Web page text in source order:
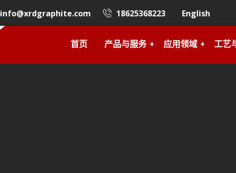
info@xrdgraphite.com 18625368223 English
首页 产品与服务 应用领域 工艺